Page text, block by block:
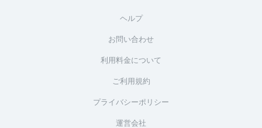
ヘルプ
お問い合わせ
利用料金について
ご利用規約
プライバシーポリシー
運営会社